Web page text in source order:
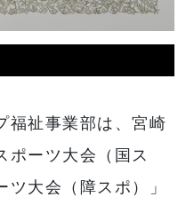
福祉事業部は、宮崎
ポーツ大会（国ス
大会（障スポ）」